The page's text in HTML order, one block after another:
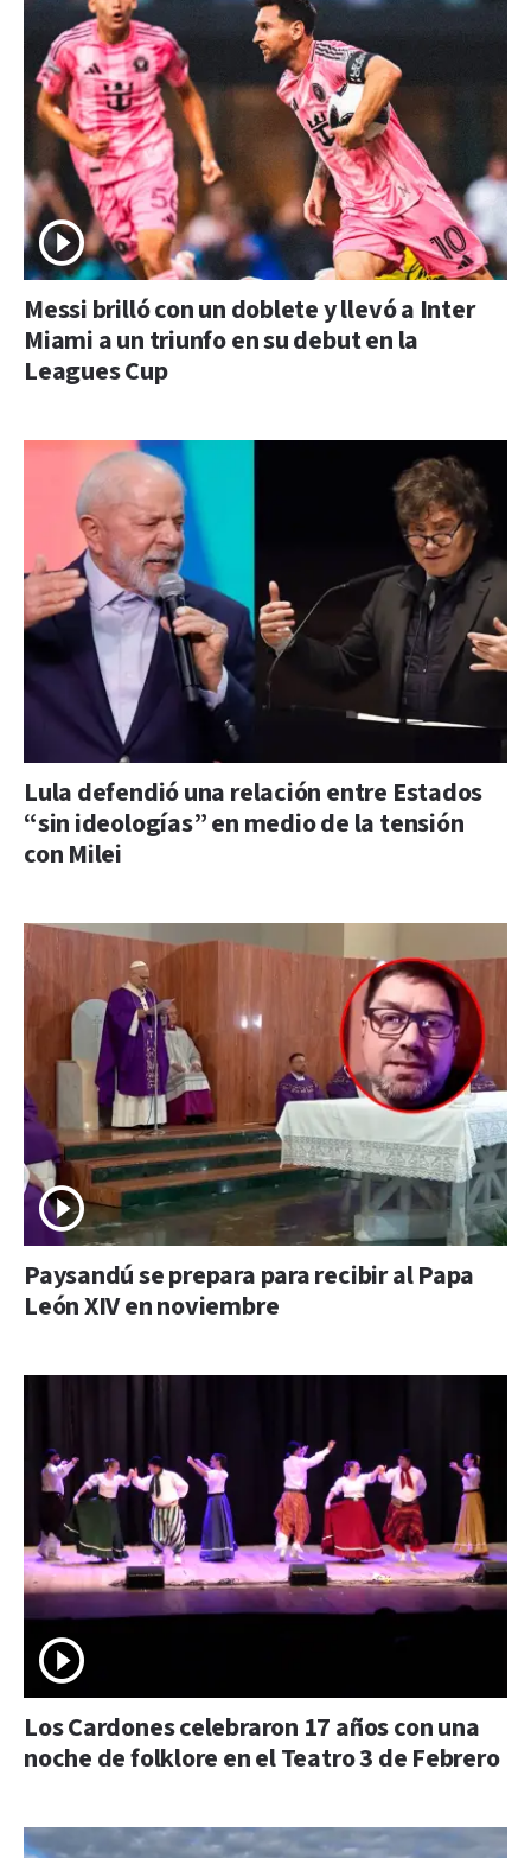
Messi brilló con un doblete y llevó a Inter
Miami a un triunfo en su debut en la
Leagues Cup
Lula defendió una relación entre Estados
“sin ideologías” en medio de la tensión
con Milei
Paysandú se prepara para recibir al Papa
León XIV en noviembre
Los Cardones celebraron 17 años con una
noche de folklore en el Teatro 3 de Febrero